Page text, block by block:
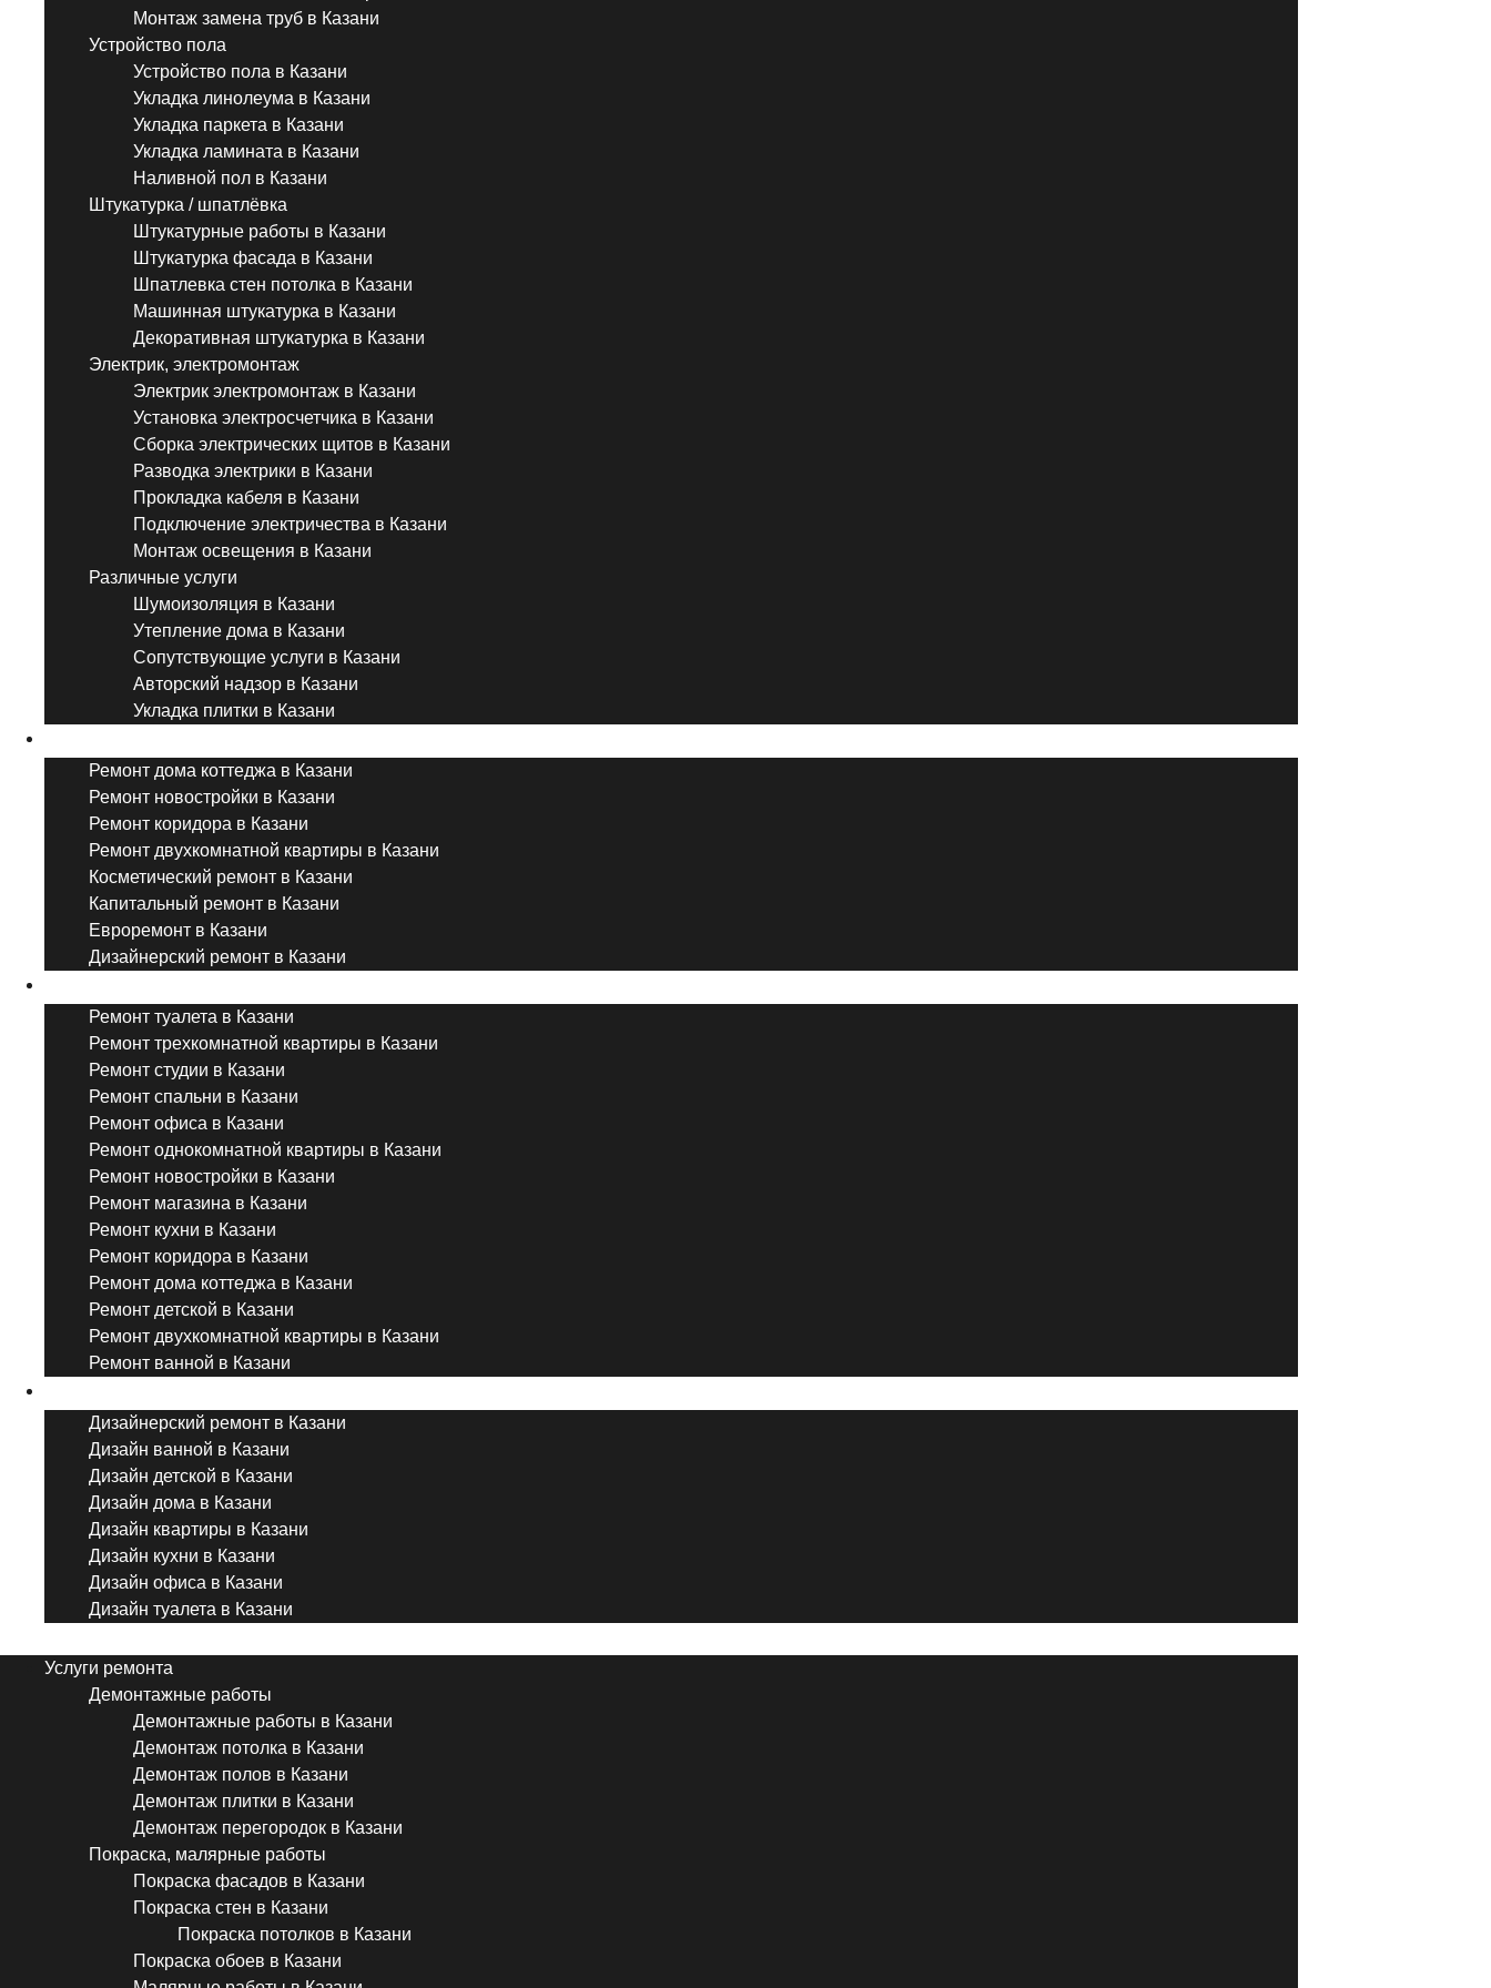
Монтаж замена труб в Казани
Устройство пола
Устройство пола в Казани
Укладка линолеума в Казани
Укладка паркета в Казани
Укладка ламината в Казани
Наливной пол в Казани
Штукатурка / шпатлёвка
Штукатурные работы в Казани
Штукатурка фасада в Казани
Шпатлевка стен потолка в Казани
Машинная штукатурка в Казани
Декоративная штукатурка в Казани
Электрик, электромонтаж
Электрик электромонтаж в Казани
Установка электросчетчика в Казани
Сборка электрических щитов в Казани
Разводка электрики в Казани
Прокладка кабеля в Казани
Подключение электричества в Казани
Монтаж освещения в Казани
Различные услуги
Шумоизоляция в Казани
Утепление дома в Казани
Сопутствующие услуги в Казани
Авторский надзор в Казани
Укладка плитки в Казани
Ремонт дома коттеджа в Казани
Ремонт новостройки в Казани
Ремонт коридора в Казани
Ремонт двухкомнатной квартиры в Казани
Косметический ремонт в Казани
Капитальный ремонт в Казани
Евроремонт в Казани
Дизайнерский ремонт в Казани
Ремонт туалета в Казани
Ремонт трехкомнатной квартиры в Казани
Ремонт студии в Казани
Ремонт спальни в Казани
Ремонт офиса в Казани
Ремонт однокомнатной квартиры в Казани
Ремонт новостройки в Казани
Ремонт магазина в Казани
Ремонт кухни в Казани
Ремонт коридора в Казани
Ремонт дома коттеджа в Казани
Ремонт детской в Казани
Ремонт двухкомнатной квартиры в Казани
Ремонт ванной в Казани
Дизайнерский ремонт в Казани
Дизайн ванной в Казани
Дизайн детской в Казани
Дизайн дома в Казани
Дизайн квартиры в Казани
Дизайн кухни в Казани
Дизайн офиса в Казани
Дизайн туалета в Казани
Услуги ремонта
Демонтажные работы
Демонтажные работы в Казани
Демонтаж потолка в Казани
Демонтаж полов в Казани
Демонтаж плитки в Казани
Демонтаж перегородок в Казани
Покраска, малярные работы
Покраска фасадов в Казани
Покраска стен в Казани
Покраска потолков в Казани
Покраска обоев в Казани